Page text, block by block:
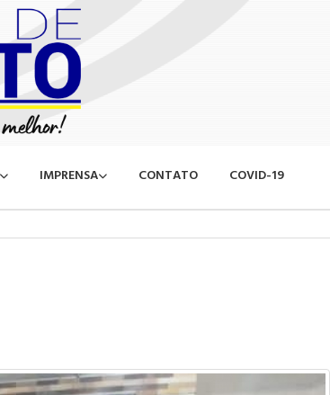
IMPRENSA CONTATO COVID-19